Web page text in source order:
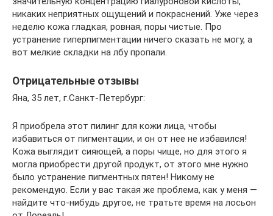
никаких неприятных ощущений и покраснений. Уже через
неделю кожа гладкая, ровная, поры чистые. Про
устранение гиперпигментации ничего сказать не могу, а
вот мелкие складки на лбу пропали.
Отрицательные отзывы
Яна, 35 лет, г.Санкт-Петербург:
Я приобрела этот пилинг для кожи лица, чтобы
избавиться от пигментации, и он от нее не избавился!
Кожа выглядит сияющей, а поры чище, но для этого я
могла приобрести другой продукт, от этого мне нужно
было устранение пигментных пятен! Никому не
рекомендую. Если у вас такая же проблема, как у меня —
найдите что-нибудь другое, не тратьте время на лосьон